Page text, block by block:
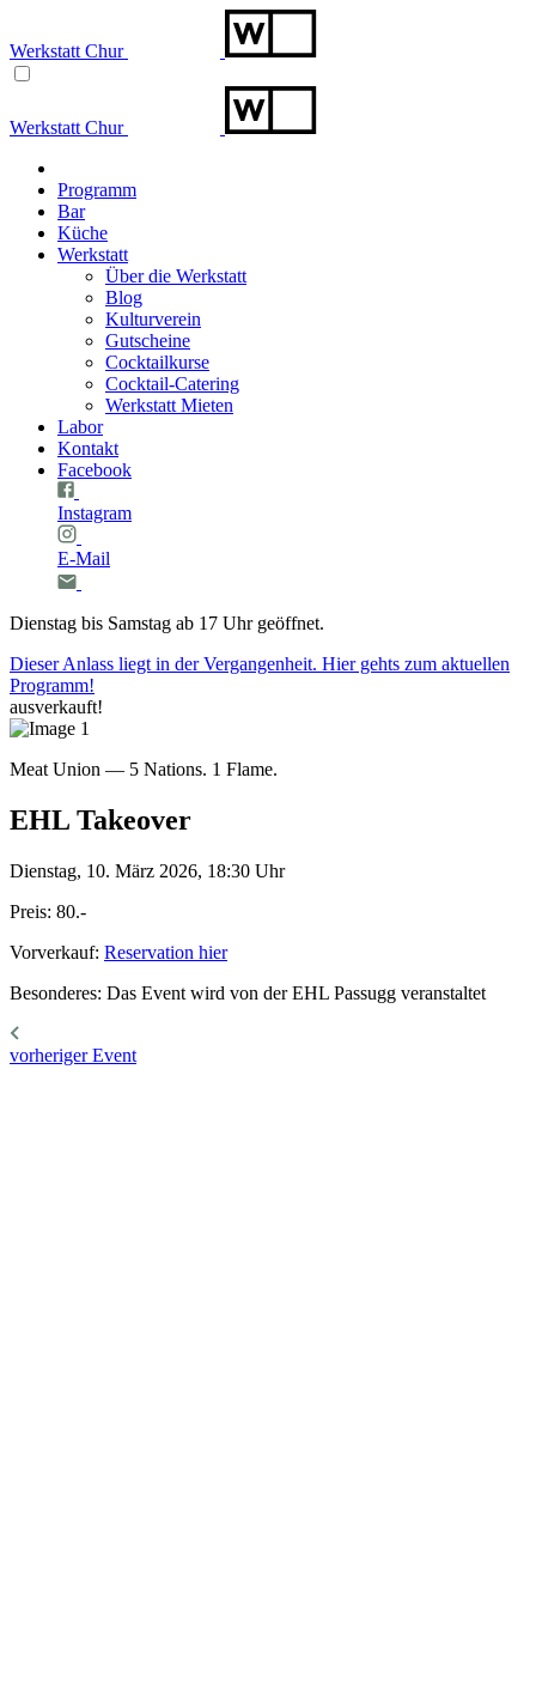
Werkstatt Chur
Werkstatt Chur
Programm
Bar
Küche
Werkstatt
Über die Werkstatt
Blog
Kulturverein
Gutscheine
Cocktailkurse
Cocktail-Catering
Werkstatt Mieten
Labor
Kontakt
Facebook
Instagram
E-Mail
Dienstag bis Samstag ab 17 Uhr geöffnet.
Dieser Anlass liegt in der Vergangenheit. Hier gehts zum aktuellen
Programm!
ausverkauft!
Meat Union — 5 Nations. 1 Flame.
EHL Takeover
Dienstag, 10. März 2026, 18:30 Uhr
Preis: 80.-
Vorverkauf: Reservation hier
Besonderes: Das Event wird von der EHL Passugg veranstaltet
vorheriger Event